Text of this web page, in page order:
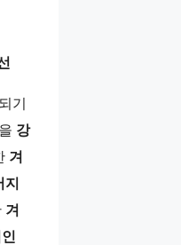
기
을 강
겨
지
겨